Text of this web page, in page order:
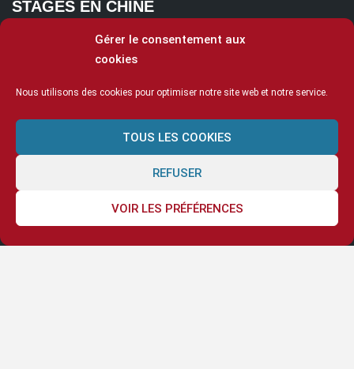
Gérer le consentement aux
cookies
Nous utilisons des cookies pour optimiser notre site web et notre service.
TOUS LES COOKIES
REFUSER
VOIR LES PRÉFÉRENCES
STAGES EN CHINE